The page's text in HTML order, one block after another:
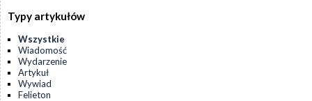
Typy artykułów
Wszystkie
Wiadomość
Wydarzenie
Artykuł
Wywiad
Felieton